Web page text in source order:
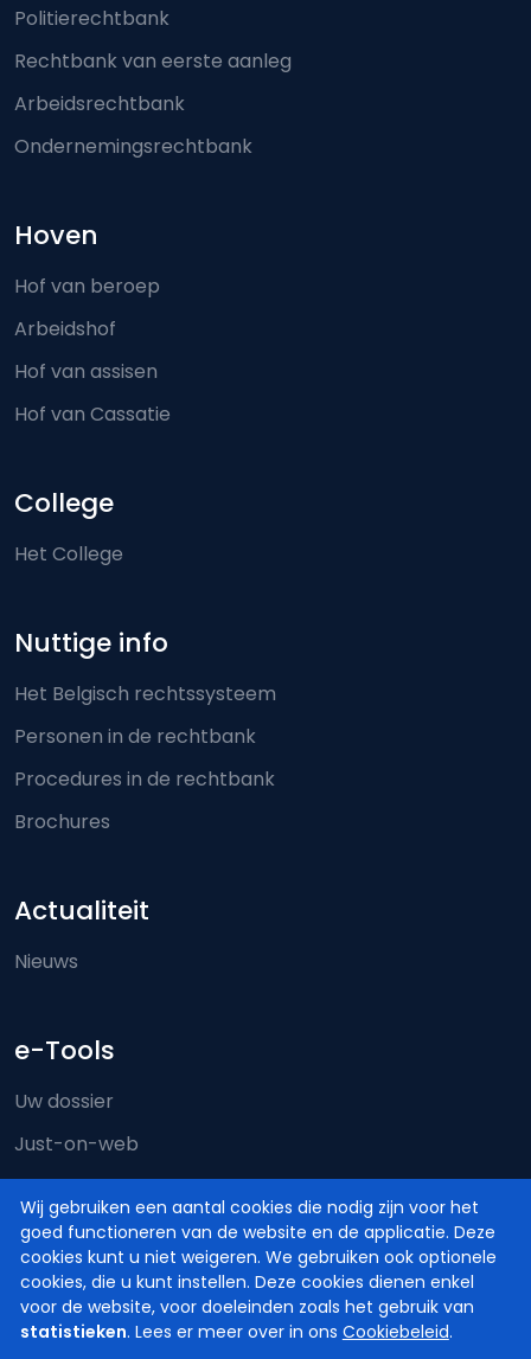
Wij gebruiken een aantal cookies die nodig zijn voor het
goed functioneren van de website en de applicatie. Deze
cookies kunt u niet weigeren. We gebruiken ook optionele
cookies, die u kunt instellen. Deze cookies dienen enkel
voor de website, voor doeleinden zoals het gebruik van
statistieken. Lees er meer over in ons Cookiebeleid.
Politierechtbank
Rechtbank van eerste aanleg
Arbeidsrechtbank
Ondernemingsrechtbank
Hoven
Hof van beroep
Arbeidshof
Hof van assisen
Hof van Cassatie
College
Het College
Nuttige info
Het Belgisch rechtssysteem
Personen in de rechtbank
Procedures in de rechtbank
Brochures
Actualiteit
Nieuws
e-Tools
Uw dossier
Just-on-web
e-Deposit
Territoriale bevoegdheid